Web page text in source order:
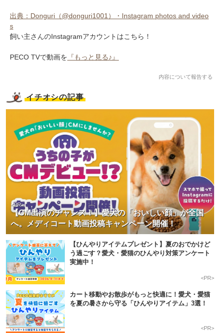
出典：Donguri（@donguri1001）・Instagram photos and video
s
飼い主さんのInstagramアカウントはこちら！
PECO TVで動画を 『もっと見る♪』
内容について報告する
イチオシの記事
【CM出演のチャンス！】愛犬の「おいしい顔」が全国
へ。メディコート動画投稿キャンペーン開催！
<PR>
【ひんやりアイテムプレゼント】夏のおでかけど
う過ごす？愛犬・愛猫のひんやり対策アンケート
実施中！
<PR>
カート移動やお散歩がもっと快適に！愛犬・愛猫
を夏の暑さから守る「ひんやりアイテム」3選！
<PR>